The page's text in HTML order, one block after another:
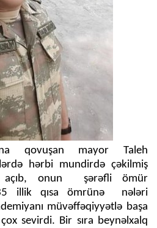
qovuşan mayor Taleh
hərbi mundirdə çəkilmiş
onun şərəfli ömür
illik qısa ömrünə nələri
müvəffəqiyyətlə başa
sevirdi. Bir sıra beynəlxalq